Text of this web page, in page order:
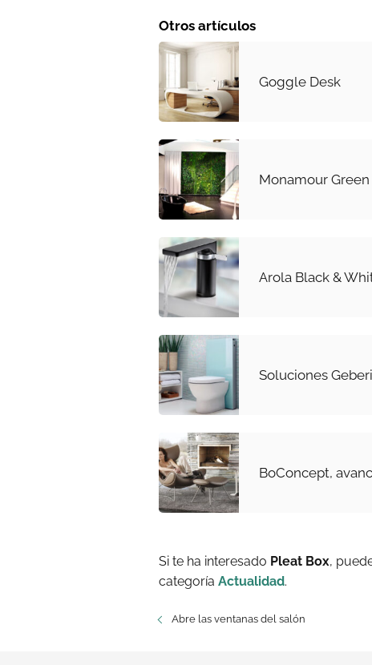
Otros artículos
Goggle Desk
Monamour
Arola Black &
Soluciones
BoConcept,
Si te ha interesado Pleat Box,
categoría Actualidad.
Abre las ventanas del salón